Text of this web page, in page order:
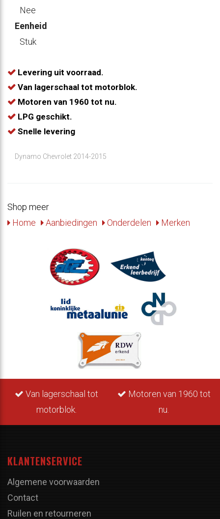
Nee
Eenheid
Stuk
Levering uit voorraad.
Van lagerschaal tot motorblok.
Motoren van 1960 tot nu.
LPG geschikt.
Snelle levering
Dynamo Chevrolet 2014-2015
Shop meer
Home
Aanbiedingen Onderdelen Merken
Van lagerschaal tot
motorblok.
Motoren van 1960 tot
nu.
KLANTENSERVICE
Algemene voorwaarden
Contact
Ruilen en retourneren